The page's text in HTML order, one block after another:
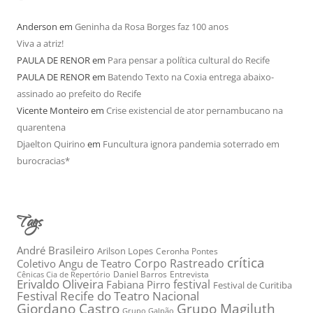
Anderson em Geninha da Rosa Borges faz 100 anos
Viva a atriz!
PAULA DE RENORem Para pensar a política cultural do Recife
PAULA DE RENORem Batendo Texto na Coxia entrega abaixo-
assinado ao prefeito do Recife
Vicente Monteiro em Crise existencial de ator pernambucano na
quarentena
Djaelton Quirino em Funcultura ignora pandemia soterrado em
burocracias*
Tags
André Brasileiro Arilson Lopes Ceronha Pontes
Coletivo Angu de Teatro Corpo Rastreado crítica
Cênicas Cia de Repertório Daniel Barros Entrevista
Erivaldo Oliveira Fabiana Pirro festival Festival de Curitiba
Festival Recife do Teatro Nacional
Giordano Castro Grupo Galpão Grupo Magiluth